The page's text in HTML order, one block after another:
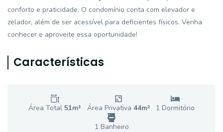
conforto e praticidade. O condomínio conta com elevador e
zelador, além de ser acessível para deficientes físicos. Venha
conhecer e aproveite essa oportunidade!
Características
Área Total 51m² Área Privativa 44m² 1 Dormitório
1 Banheiro